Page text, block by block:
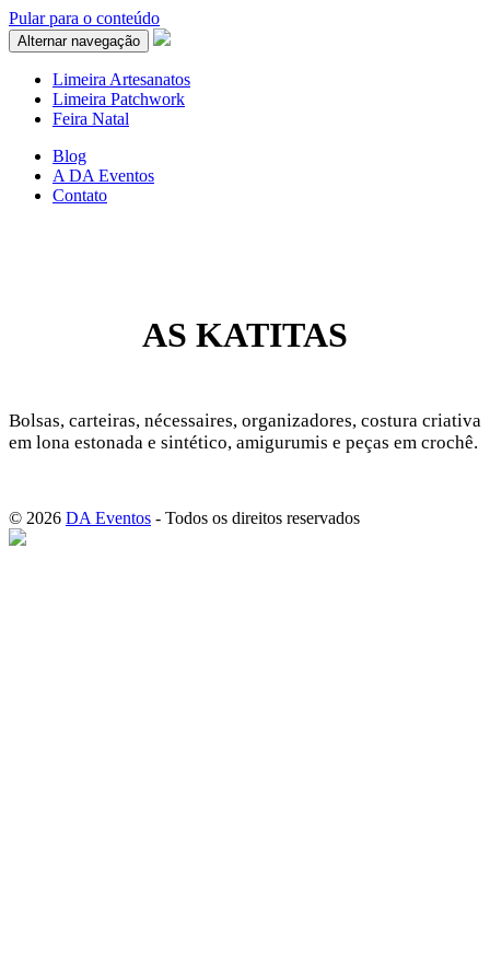
Pular para o conteúdo
Alternar navegação
Limeira Artesanatos
Limeira Patchwork
Feira Natal
Blog
A DA Eventos
Contato
AS KATITAS
Bolsas, carteiras, nécessaires, organizadores, costura criativa
em lona estonada e sintético, amigurumis e peças em crochê.
© 2026 DA Eventos - Todos os direitos reservados